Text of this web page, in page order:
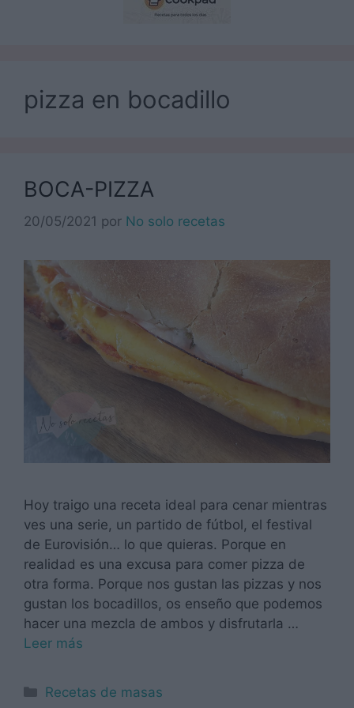
pizza en bocadillo
BOCA-PIZZA
20/05/2021 por No solo recetas
Hoy traigo una receta ideal para cenar mientras
ves una serie, un partido de fútbol, el festival
de Eurovisión… lo que quieras. Porque en
realidad es una excusa para comer pizza de
otra forma. Porque nos gustan las pizzas y nos
gustan los bocadillos, os enseño que podemos
hacer una mezcla de ambos y disfrutarla …
Leer más
Categorías
Recetas de masas